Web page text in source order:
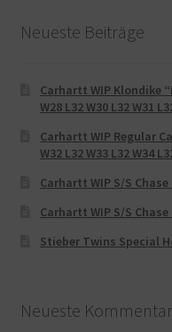
Neueste Beiträge
Carhartt WIP Klondike
W28 L32 W30 L32 W31
Carhartt WIP Regular
W32 L32 W33 L32 W34
Carhartt WIP S/S
Carhartt WIP S/S
Stieber Twins Special
Neueste